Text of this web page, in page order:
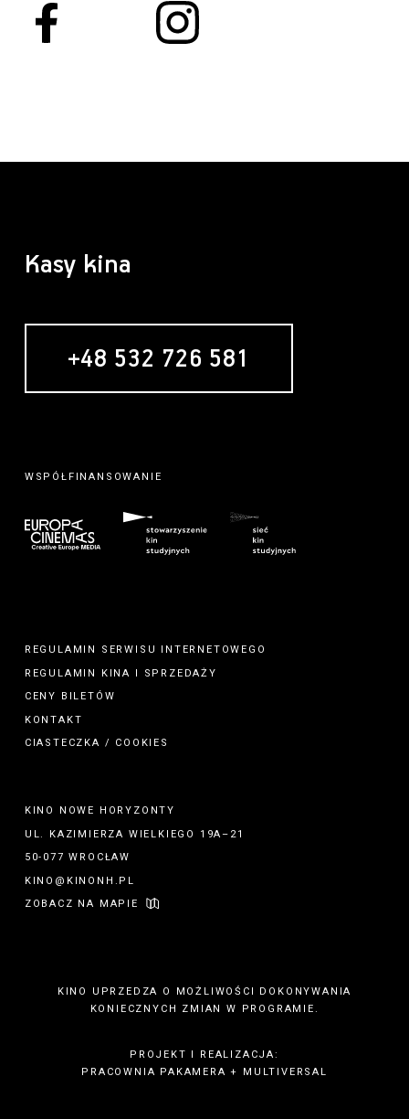
Kasy kina
+48 532 726 581
WSPÓŁFINANSOWANIE
REGULAMIN SERWISU INTERNETOWEGO
REGULAMIN KINA I
SPRZEDAŻY
CENY BILETÓW
KONTAKT
CIASTECZKA / COOKIES
KINO NOWE HORYZONTY
UL. KAZIMIERZA WIELKIEGO 19A–21
50-077 WROCŁAW
KINO@KINONH.PL
ZOBACZ NA MAPIE
KINO UPRZEDZA O MOŻLIWOŚCI DOKONYWANIA
KONIECZNYCH ZMIAN W PROGRAMIE.
PROJEKT I REALIZACJA:
PRACOWNIA PAKAMERA + MULTIVERSAL